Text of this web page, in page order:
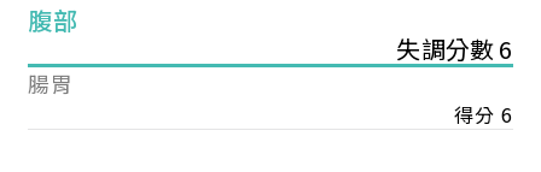
腹部
失調分數 6
腸胃
得分 6